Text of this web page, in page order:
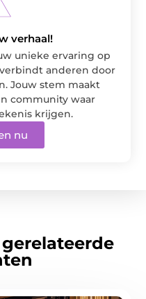
verhaal!
unieke ervaring op
anderen door
Jouw stem maakt
community waar
krijgen.
nu
gerelateerde